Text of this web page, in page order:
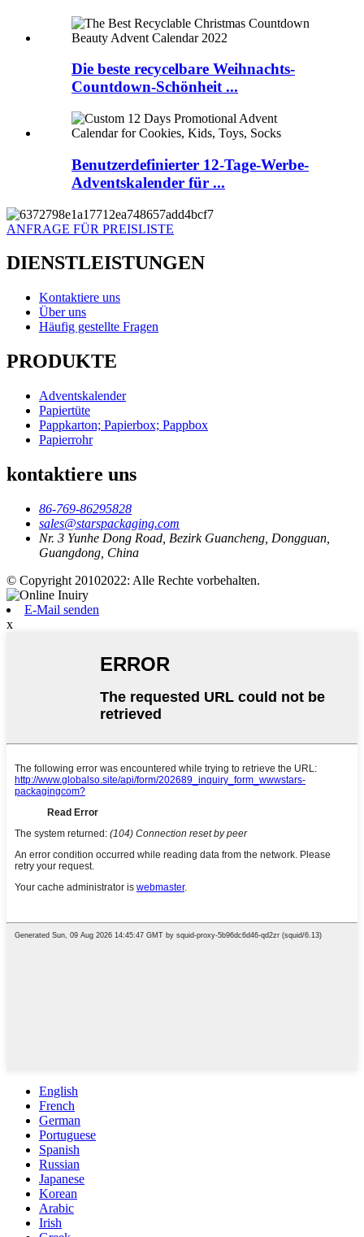
Die beste recycelbare Weihnachts-
Countdown-Schönheit ...
Benutzerdefinierter 12-Tage-Werbe-
Adventskalender für ...
ANFRAGE FÜR PREISLISTE
DIENSTLEISTUNGEN
Kontaktiere uns
Über uns
Häufig gestellte Fragen
PRODUKTE
Adventskalender
Papiertüte
Pappkarton; Papierbox; Pappbox
Papierrohr
kontaktiere uns
86-769-86295828
sales@starspackaging.com
Nr. 3 Yunhe Dong Road, Bezirk Guancheng, Dongguan,
Guangdong, China
© Copyright 20102022: Alle Rechte vorbehalten.
E-Mail senden
x
English
French
German
Portuguese
Spanish
Russian
Japanese
Korean
Arabic
Irish